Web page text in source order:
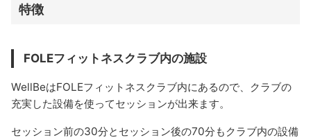
特徴
FOLEフィットネスクラブ内の施設
WellBeはFOLEフィットネスクラブ内にあるので、クラブの
充実した設備を使ってセッションが出来ます。
セッション前の30分とセッション後の70分もクラブ内の設備